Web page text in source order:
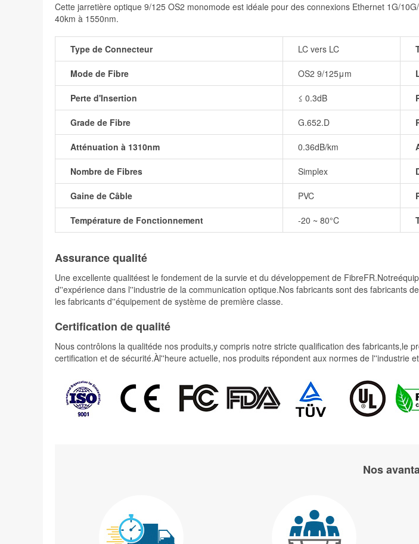
Cette jarretière optique 9/125 OS2 monomode est idéale pour des connexions Ethernet 1G/
40km à 1550nm.
Type de Connecteur LC vers LC
Mode de Fibre OS2 9/125μm
Perte d'Insertion ≤ 0.3dB
Grade de Fibre G.652.D
Atténuation à 1310nm 0.36dB/km
Nombre de Fibres Simplex
Gaine de Câble PVC
Température de Fonctionnement -20 ~ 80°C
Assurance qualité
Une excellente qualitéest le fondement de la survie et du développement de
d''expérience dans l''industrie de la communication optique.Nos fabricants sont des fabricants
les fabricants d''équipement de système de première classe.
Certification de qualité
Nous contrôlons la qualitéde nos produits,y compris notre stricte qualification des
certification et de sécurité.Àl''heure actuelle, nos produits répondent aux normes de l''industrie
Nos